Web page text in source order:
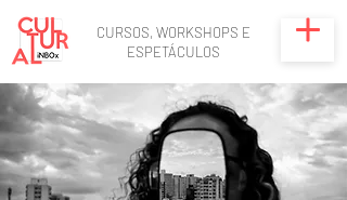
CURSOS, WORKSHOPS E
ESPETÁCULOS